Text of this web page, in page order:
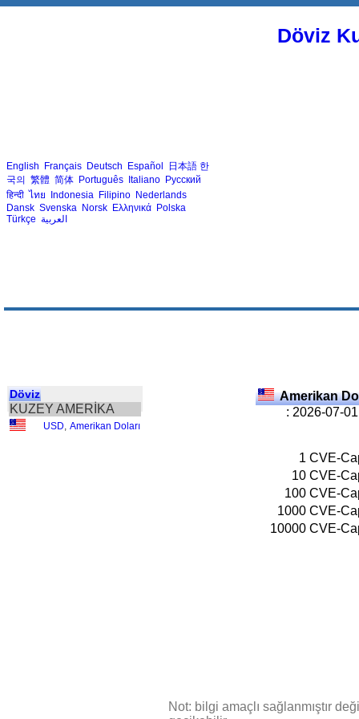
Döviz
English Français Deutsch Español 日本語 한
국의 繁體 简体 Português Italiano Русский
हिन्दी ไทย Indonesia Filipino Nederlands
Dansk Svenska Norsk Ελληνικά Polska
Türkçe العربية
Döviz
KUZEY AMERİKA
USD Amerikan Doları
Amerikan
: 2026-07-
1 CVE-
10 CVE-
100 CVE-
1000 CVE-
10000 CVE-
Not: bilgi amaçlı sağlanmıştır